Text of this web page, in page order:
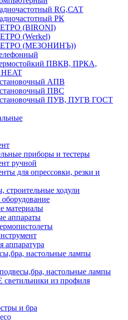
RG,САТ
РК
(BIRONI)
(Werkel)
(МЕЗОНИНЪ))
ПВКВ, ПРКА,
АПВ
ПВС
ПУВ, ПУГВ ГОСТ
приборы и тестеры
ручной
для опрессовки, резки и
строительные ходули
материалы
аппараты
аппаратура
настольные лампы
настольные лампы
светильники из профиля
и бра